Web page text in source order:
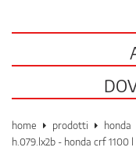
home prodotti honda
h.079.lx2b - honda crf 1100